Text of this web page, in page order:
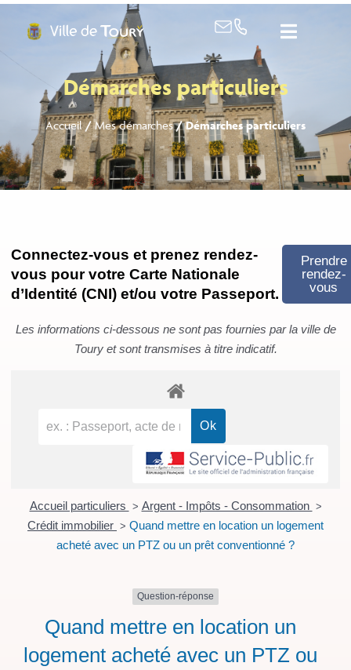
Démarches particuliers
Accueil/Mes démarches/Démarches particuliers
Connectez-vous et prenez rendez-
vous pour votre Carte Nationale
d’Identité (CNI) et/ou votre Passeport.
Prendre
rendez-
vous
Les informations ci-dessous ne sont pas fournies par la ville de
Toury et sont transmises à titre indicatif.
Accueil particuliers > Argent - Impôts - Consommation >
Crédit immobilier > Quand mettre en location un logement
acheté avec un PTZ ou un prêt conventionné ?
Question-réponse
Quand mettre en location un
logement acheté avec un PTZ ou